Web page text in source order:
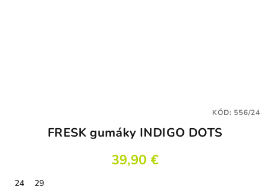
FRESK gumáky INDIGO DOTS
39,90 €
24
29
KÓD: 556/24